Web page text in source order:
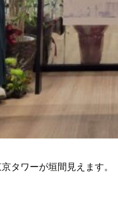
タワーが垣間見えます。